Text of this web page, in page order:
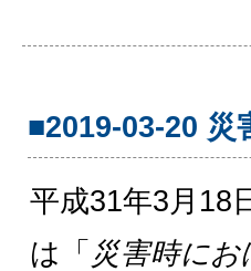
■2019-03-20 災
平成31年3月
は「 災害時に